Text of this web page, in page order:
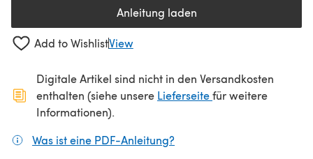
Anleitung laden(öffnet sich in einem neuen
Add to WishlistView
Digitale Artikel sind nicht in den Versandkosten
enthalten (siehe unsere Lieferseite(öffnet sich in
für weitere
Informationen).
Was ist eine PDF-Anleitung?